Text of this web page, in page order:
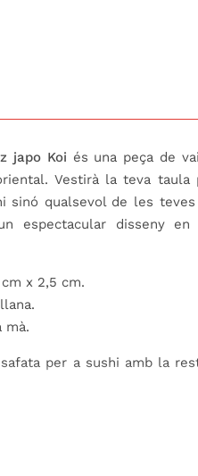
japo Koi és una peça de
Vestirà la teva taula
sinó qualsevol de les
espectacular disseny
x 2,5 cm.
mà.
safata per a sushi amb la
petites variacions en